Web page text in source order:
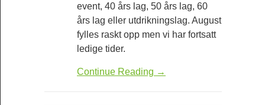
event, 40 års lag, 50 års lag, 60
års lag eller utdrikningslag. August
fylles raskt opp men vi har fortsatt
ledige tider.
Continue Reading →